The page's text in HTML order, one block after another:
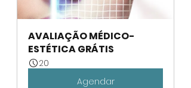
AVALIAÇÃO MÉDICO-
ESTÉTICA GRÁTIS
20
Agendar